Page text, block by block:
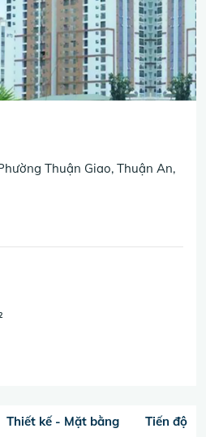
Thuận Giao, Thuận An,
Thiết kế - Mặt bằng Tiến độ